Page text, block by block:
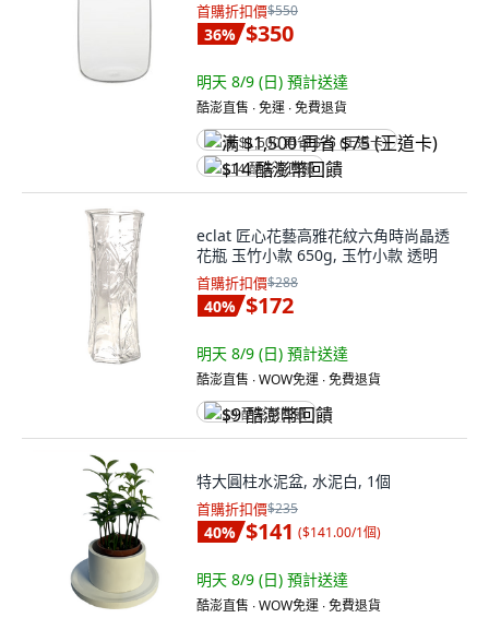
首購折扣價$550
36% $350
明天 8/9 (日) 預計送達
酷澎直售 ∙ 免運 ∙ 免費退貨
满 $1,500 再省 $75 (王道卡)
$14 酷澎幣回饋
eclat 匠心花藝高雅花紋六角時尚晶透
花瓶 玉竹小款 650g, 玉竹小款 透明
首購折扣價$288
40% $172
明天 8/9 (日) 預計送達
酷澎直售 ∙ WOW免運 ∙ 免費退貨
$9 酷澎幣回饋
特大圓柱水泥盆, 水泥白, 1個
首購折扣價$235
40% $141 ($141.00/1個)
明天 8/9 (日) 預計送達
酷澎直售 ∙ WOW免運 ∙ 免費退貨